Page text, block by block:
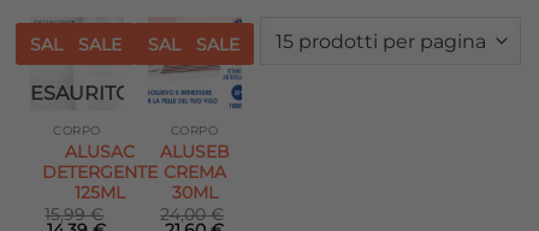
SALE SALE
alla lista
desideri
ESAURITO
CORPO
ALUSAC
DETERGENTE
125ML
15,99€
SALE SALE
Aggiungi
alla lista
desideri
CORPO
ALUSEB
CREMA
30ML
24,00€